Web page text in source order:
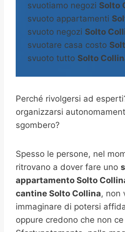
svuotiamo negozi Solto
svuoto appartamenti
svuoto negozi Solto
svuotare casa costo
svuoto tutto Solto
Perché rivolgersi ad
organizzarsi
sgombero?
Spesso le persone, nel
ritrovano a dover fare uno
appartamento Solto
cantine Solto Collina, non
immaginare di potersi
oppure credono che non